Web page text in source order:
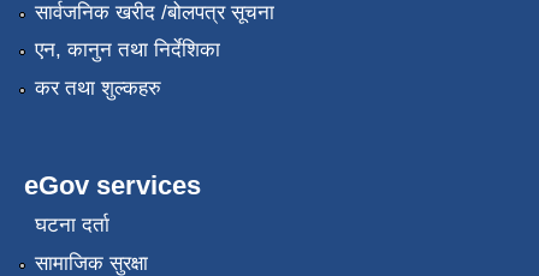
सार्वजनिक खरीद /बोलपत्र सूचना
एन, कानुन तथा निर्देशिका
कर तथा शुल्कहरु
eGov services
घटना दर्ता
सामाजिक सुरक्षा